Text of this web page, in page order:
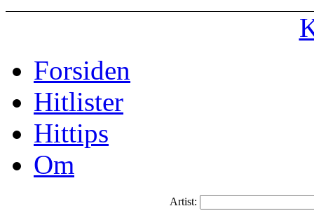
Forsiden
Hitlister
Hittips
Om
Artist: